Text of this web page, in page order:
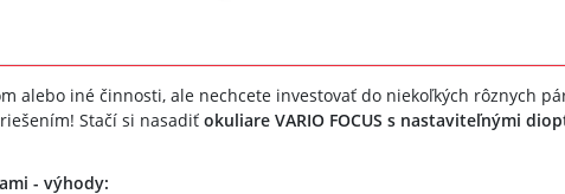
alebo iné činnosti, ale nechcete investovať do niekoľkých rôznych
Stačí si nasadiť okuliare VARIO FOCUS s nastaviteľnými
- výhody: